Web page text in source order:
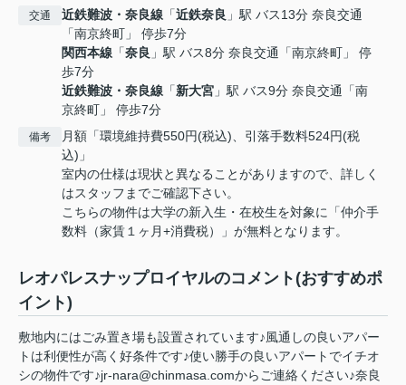
交通 近鉄難波・奈良線 「近鉄奈良 」駅 バス13分 奈良交通
「南京終町」 停歩7分
関西本線 「奈良 」駅 バス8分 奈良交通「南京終町」 停
歩7分
近鉄難波・奈良線 「新大宮 」駅 バス9分 奈良交通「南
京終町」 停歩7分
備考
月額「環境維持費550円(税込)、引落手数料524円(税
込)」
室内の仕様は現状と異なることがありますので、詳しく
はスタッフまでご確認下さい。
こちらの物件は大学の新入生・在校生を対象に「仲介手
数料（家賃１ヶ月+消費税）」が無料となります。
レオパレスナップロイヤルのコメント(おすすめポ
イント)
敷地内にはごみ置き場も設置されています♪風通しの良いアパー
トは利便性が高く好条件です♪使い勝手の良いアパートでイチオ
シの物件です♪jr-nara@chinmasa.comからご連絡ください♪奈良